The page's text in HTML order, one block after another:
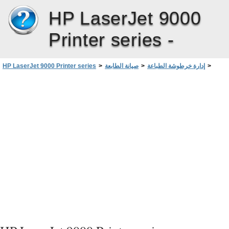
HP LaserJet 9000
Printer series -
HP LaserJet 9000 Printer series > صيانة الطابعة > إدارة خرطوشة الطباعة >
  -HG
   ((